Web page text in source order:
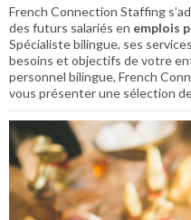
French Connection Staffing
des futurs salariés en emplois
Spécialiste bilingue, ses
besoins et objectifs de votre
personnel bilingue, French
vous présenter une sélection